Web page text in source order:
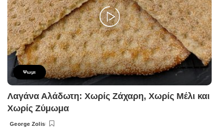
Ψωμι
Λαγάνα Αλάδωτη: Χωρίς Ζάχαρη, Χωρίς Μέλι και
Χωρίς Ζύμωμα
Posted
George Zolis